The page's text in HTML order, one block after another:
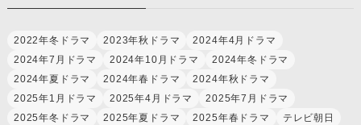
2022年冬ドラマ 2023年秋ドラマ
2024年4月ドラマ
2024年7月ドラマ
2024年10月ドラマ
2024年冬ドラマ
2024年夏ドラマ
2024年春ドラマ
2024年秋ドラマ
2025年1月ドラマ
2025年4月ドラマ
2025年7月ドラマ
2025年冬ドラマ
2025年夏ドラマ 2025年春ドラマ
テレビ朝日